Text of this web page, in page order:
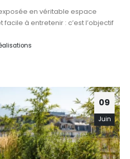
en véritable espace
à entretenir : c’est l’objectif
09
Juin